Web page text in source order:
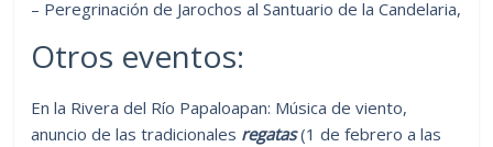
– Peregrinación de Jarochos al Santuario de la Candelaria,
Otros eventos:
En la Rivera del Río Papaloapan: Música de viento,
anuncio de las tradicionales regatas(1 de febrero a las